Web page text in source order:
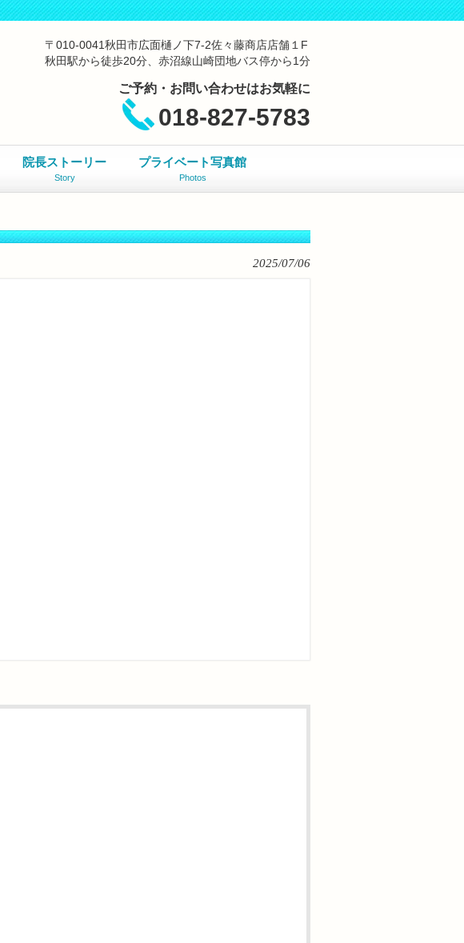
〒010-0041秋田市広面樋ノ下7-2佐々藤商店店舗１F
秋田駅から徒歩20分、赤沼線山崎団地バス停から1分
ご予約・お問い合わせはお気軽に
018-827-5783
院長ストーリー
Story
プライベート写真館
Photos
2025/07/06